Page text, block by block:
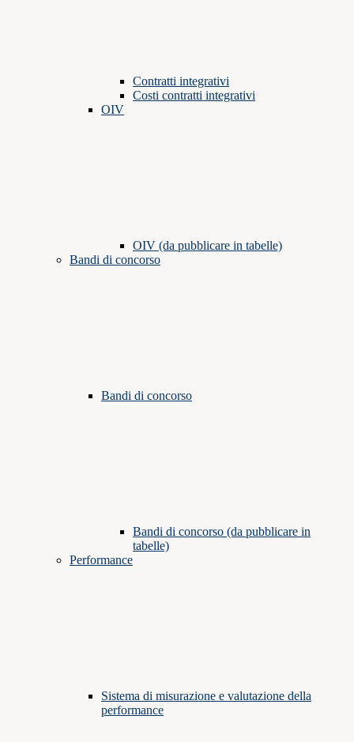
Contratti integrativi
Costi contratti integrativi
OIV
OIV (da pubblicare in tabelle)
Bandi di concorso
Bandi di concorso
Bandi di concorso (da pubblicare in
tabelle)
Performance
Sistema di misurazione e valutazione della
performance